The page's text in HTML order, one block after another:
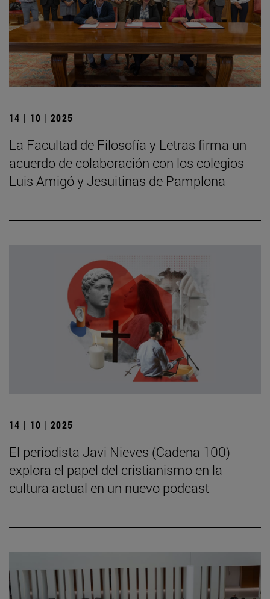
14 | 10 | 2025
La Facultad de Filosofía y Letras firma un
acuerdo de colaboración con los colegios
Luis Amigó y Jesuitinas de Pamplona
14 | 10 | 2025
El periodista Javi Nieves (Cadena 100)
explora el papel del cristianismo en la
cultura actual en un nuevo podcast